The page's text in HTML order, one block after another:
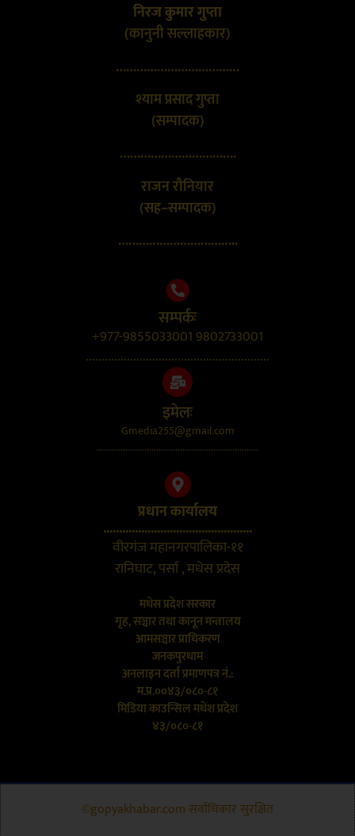
निरज कुमार गुप्ता
(कानुनी सल्लाहकार)
………………………………
श्याम प्रसाद गुप्ता
(सम्पादक)
…………………………….
राजन रौनियार
(सह–सम्पादक)
……………………………..
सम्पर्कः
+977-9855033001 9802733001
..........................................................
इमेलः
Gmedia255@gmail.com
....................................................................
प्रधान कार्यालय
...............................................
वीरगंज महानगरपालिका-११
रानिघाट, पर्सा , मधेस प्रदेस
मधेस प्रदेश सरकार
गृह, सञ्चार तथा कानून मन्त्रालय
आमसञ्चार प्राधिकरण
जनकपुरधाम
अनलाइन दर्ता प्रमाणपत्र नं.:
म.प्र.००४३/०८०-८१
मिडिया काउन्सिल मधेश प्रदेश
४३/०८०-८१
©gopyakhabar.com सर्वाधिकार सुरक्षित